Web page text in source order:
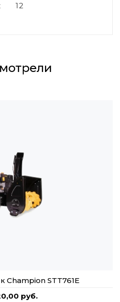
12
Champion STT761E
руб.